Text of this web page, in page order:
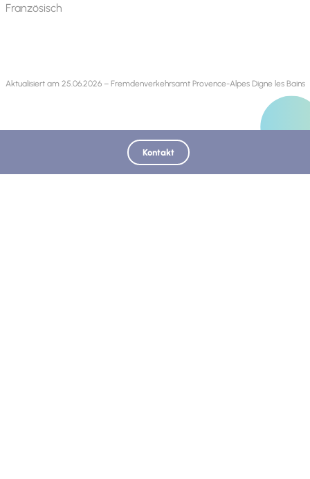
Französisch
Aktualisiert am 25.06.2026 – Fremdenverkehrsamt Provence-Alpes Digne les Bains
Entdecken Sie auch:
Kontakt